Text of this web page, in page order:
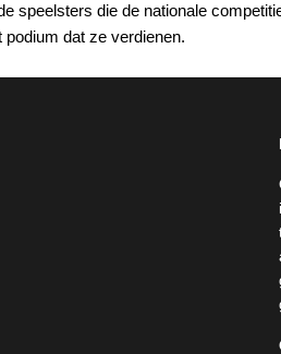
die de nationale
dat ze verdienen.